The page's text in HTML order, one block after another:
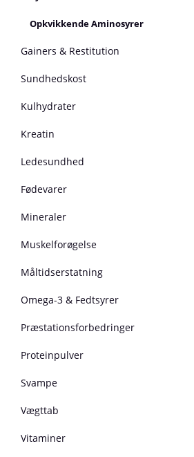
Opkvikkende Aminosyrer
Gainers & Restitution
Sundhedskost
Kulhydrater
Kreatin
Ledesundhed
Fødevarer
Mineraler
Muskelforøgelse
Måltidserstatning
Omega-3 & Fedtsyrer
Præstationsforbedringer
Proteinpulver
Svampe
Vægttab
Vitaminer